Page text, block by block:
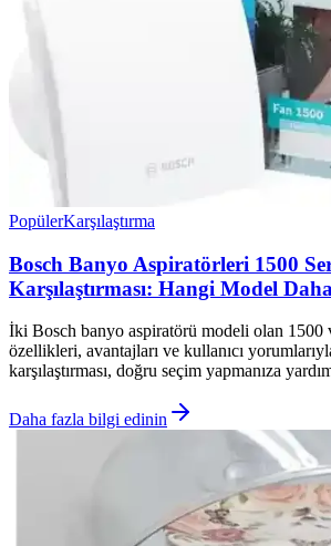
PopülerKarşılaştırma
Bosch Banyo Aspiratörleri 1500
Karşılaştırması: Hangi Model
İki Bosch banyo aspiratörü modeli olan 1500
özellikleri, avantajları ve kullanıcı
karşılaştırması, doğru seçim yapmanıza
Daha fazla bilgi edinin